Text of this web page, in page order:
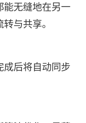
能无缝地在另一
与共享。
后将自动同步